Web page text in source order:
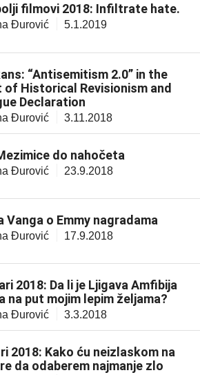
filmovi 2018: Infiltrate hate.
Đurović 5.1.2019
“Antisemitism 2.0” in the
of Historical Revisionism and
Declaration
Đurović 3.11.2018
do nahočeta
Đurović 23.9.2018
Vanga o Emmy nagradama
Đurović 17.9.2018
2018: Da li je Ljigava Amfibija
na put mojim lepim željama?
Đurović 3.3.2018
2018: Kako ću neizlaskom na
da odaberem najmanje zlo